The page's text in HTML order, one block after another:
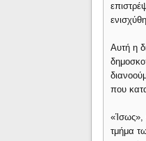
Αυτή η
που
«Ίσως»,
τμήμα